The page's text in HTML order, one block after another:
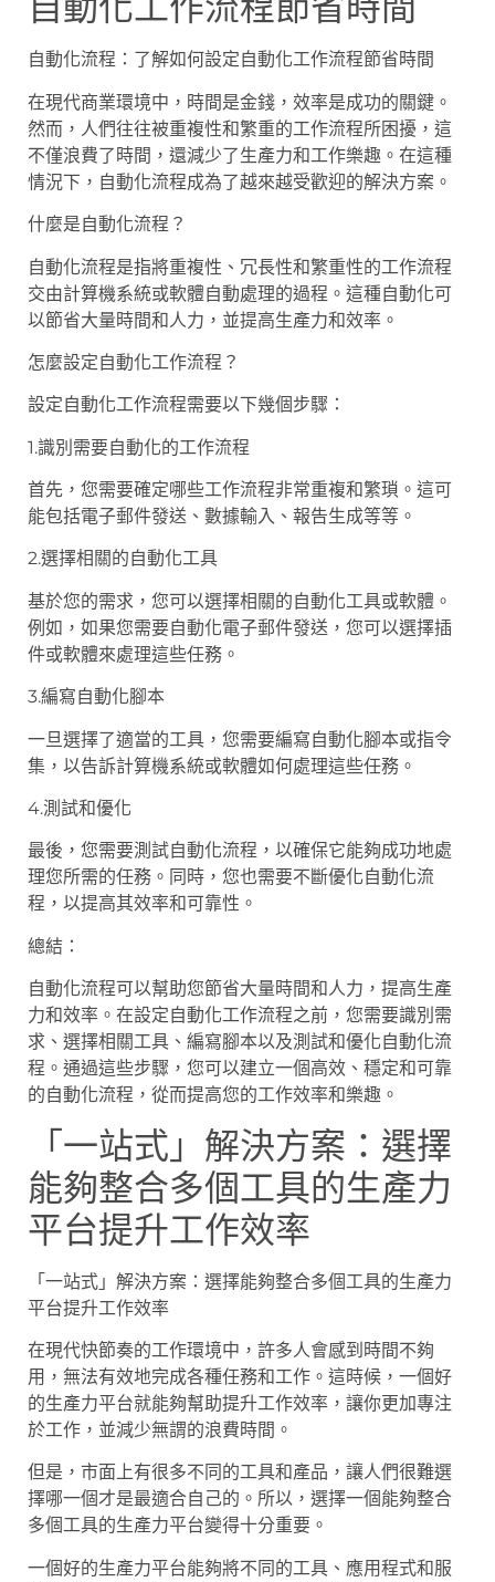
自動化流程：了解如何設定自動化工作流程節省時間
在現代商業環境中，時間是金錢，效率是成功的關鍵。
然而，人們往往被重複性和繁重的工作流程所困擾，這
不僅浪費了時間，還減少了生產力和工作樂趣。在這種
情況下，自動化流程成為了越來越受歡迎的解決方案。
什麼是自動化流程？
自動化流程是指將重複性、冗長性和繁重性的工作流程
交由計算機系統或軟體自動處理的過程。這種自動化可
以節省大量時間和人力，並提高生產力和效率。
怎麼設定自動化工作流程？
設定自動化工作流程需要以下幾個步驟：
1.識別需要自動化的工作流程
首先，您需要確定哪些工作流程非常重複和繁瑣。這可
能包括電子郵件發送、數據輸入、報告生成等等。
2.選擇相關的自動化工具
基於您的需求，您可以選擇相關的自動化工具或軟體。
例如，如果您需要自動化電子郵件發送，您可以選擇插
件或軟體來處理這些任務。
3.編寫自動化腳本
一旦選擇了適當的工具，您需要編寫自動化腳本或指令
集，以告訴計算機系統或軟體如何處理這些任務。
4.測試和優化
最後，您需要測試自動化流程，以確保它能夠成功地處
理您所需的任務。同時，您也需要不斷優化自動化流
程，以提高其效率和可靠性。
總結：
自動化流程可以幫助您節省大量時間和人力，提高生產
力和效率。在設定自動化工作流程之前，您需要識別需
求、選擇相關工具、編寫腳本以及測試和優化自動化流
程。通過這些步驟，您可以建立一個高效、穩定和可靠
的自動化流程，從而提高您的工作效率和樂趣。
「一站式」解決方案：選擇
能夠整合多個工具的生產力
平台提升工作效率
「一站式」解決方案：選擇能夠整合多個工具的生產力
平台提升工作效率
在現代快節奏的工作環境中，許多人會感到時間不夠
用，無法有效地完成各種任務和工作。這時候，一個好
的生產力平台就能夠幫助提升工作效率，讓你更加專注
於工作，並減少無謂的浪費時間。
但是，市面上有很多不同的工具和產品，讓人們很難選
擇哪一個才是最適合自己的。所以，選擇一個能夠整合
多個工具的生產力平台變得十分重要。
一個好的生產力平台能夠將不同的工具、應用程式和服